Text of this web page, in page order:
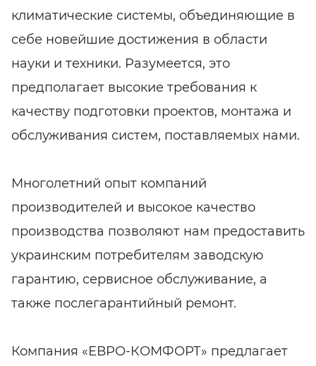
климатические системы, объединяющие в
себе новейшие достижения в области
науки и техники. Разумеется, это
предполагает высокие требования к
качеству подготовки проектов, монтажа и
обслуживания систем, поставляемых нами.
Многолетний опыт компаний
производителей и высокое качество
производства позволяют нам предоставить
украинским потребителям заводскую
гарантию, сервисное обслуживание, а
также послегарантийный ремонт.
Компания «ЕВРО-КОМФОРТ» предлагает